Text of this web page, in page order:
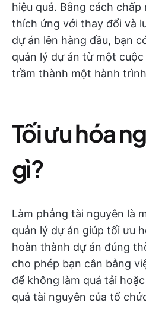
hiệu quả. Bằng cách
thích ứng với thay đổi và
dự án lên hàng đầu, bạn
quản lý dự án từ một
trầm thành một hành
Tối ưu hóa
gì?
Làm phẳng tài nguyên là
quản lý dự án giúp tối ưu
hoàn thành dự án đúng
cho phép bạn cân bằng
để không làm quá tải
quả tài nguyên của tổ